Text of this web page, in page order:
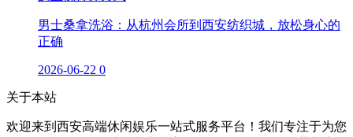
男士桑拿洗浴：从杭州会所到西安纺织城，放松身心的
正确
2026-06-22 0
关于本站
欢迎来到西安高端休闲娱乐一站式服务平台！我们专注于为您